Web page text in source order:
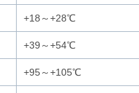
+18～+28℃
+39～+54℃
+95～+105℃